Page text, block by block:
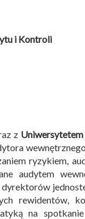
i Kontroli
z
ryzykiem,
audytem
dyrektorów
rewidentów,
na spotkanie